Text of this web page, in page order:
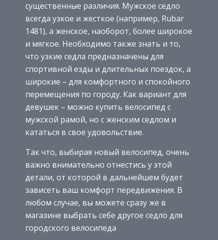
существенные различия. Мужское седло
всегда узкое и жесткое (например, Rubar
1481), а женское, наоборот, более широкое
и мягкое. Необходимо также знать и то,
что узкие седла предназначены для
спортивной езды и длительных поездок, а
широкие – для комфортного и спокойного
перемещения по городу. Как вариант для
девушек – можно купить велосипед с
мужской рамой, но с женским седлом и
кататься в свое удовольствие.
Так что, выбирая новый велосипед, очень
важно внимательно отнестись у этой
детали, от которой в дальнейшем будет
зависеть ваш комфорт передвижения. В
любом случае, вы можете сразу же в
магазине выбрать себе другое седло для
городского велосипеда